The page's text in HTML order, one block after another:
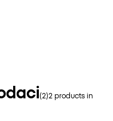
(2)2products in